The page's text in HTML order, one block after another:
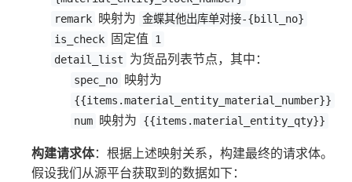
remark 映射为 金蝶其他出库单对接-{bill_no}
is_check 固定值
1
detail_list
为货品列表节点，其中：
spec_no 映射为
{{items.material_entity_material_number}}
num 映射为 {{items.material_entity_qty}}
构建请求体：根据上述映射关系，构建最终的请求体。
假设我们从源平台获取到的数据如下：